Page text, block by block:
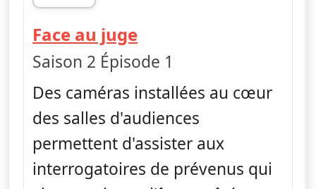
fin 07h53
Face au juge— Face au juge
Saison 2 Épisode 1
Des caméras installées au cœur
des salles d'audiences
permettent d'assister aux
interrogatoires de prévenus qui